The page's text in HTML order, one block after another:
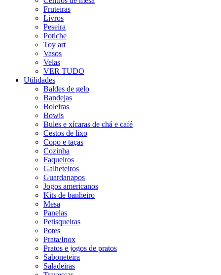
Fruteiras
Livros
Peseira
Potiche
Toy art
Vasos
Velas
VER TUDO
Utilidades
Baldes de gelo
Bandejas
Boleiras
Bowls
Bules e xícaras de chá e café
Cestos de lixo
Copo e taças
Cozinha
Faqueiros
Galheteiros
Guardanapos
Jogos americanos
Kits de banheiro
Mesa
Panelas
Petisqueiras
Potes
Prata/Inox
Pratos e jogos de pratos
Saboneteira
Saladeiras